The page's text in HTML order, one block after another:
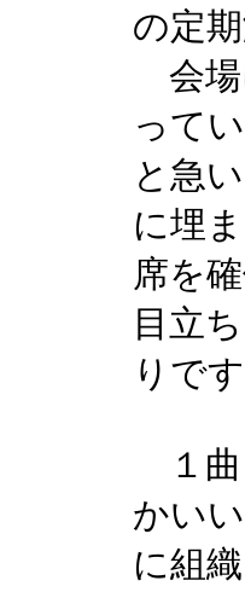
の定
会場
って
と急
に埋
席を
目立
りです
１曲
かい
に組